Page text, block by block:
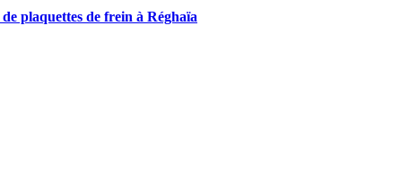
plaquettes de frein à Réghaïa